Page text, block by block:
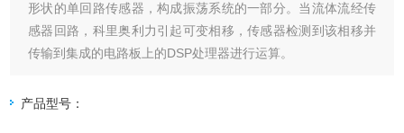
形状的单回路传感器，构成振荡系统的一部分。当流体流经传
感器回路，科里奥利力引起可变相移，传感器检测到该相移并
传输到集成的电路板上的DSP处理器进行运算。
产品型号：